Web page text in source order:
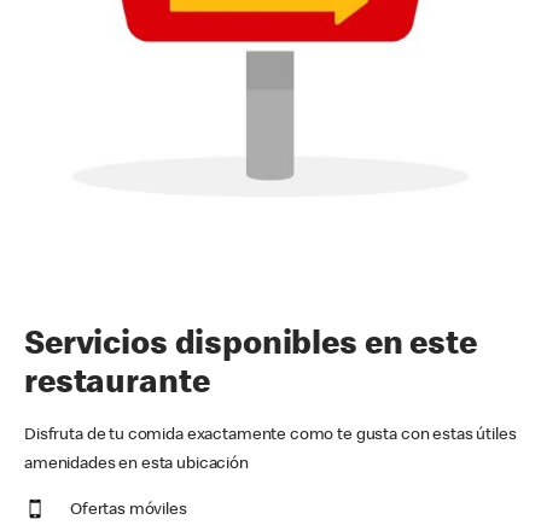
Servicios disponibles en este
restaurante
Disfruta de tu comida exactamente como te gusta con estas útiles
amenidades en esta ubicación
Ofertas móviles